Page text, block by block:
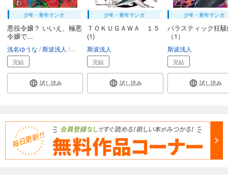
少年・青年マンガ
悪役令嬢？ いいえ、極悪
令嬢で...
浅名ゆうな 斯波浅人 花ヶ田
完結
試し読み
少年・青年マンガ
ＴＯＫＵＧＡＷＡ １５
(1)
斯波浅人
完結
試し読み
少年・青年マンガ
パラスティック狂
（1）
斯波浅人
完結
試し読み